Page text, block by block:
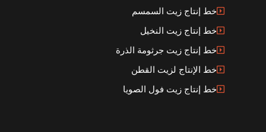
خط إنتاج زيت السمسم
خط إنتاج زيت النخيل
خط إنتاج زيت جرثومة الذرة
خط الإنتاج لزيت القطن
خط إنتاج زيت فول الصويا